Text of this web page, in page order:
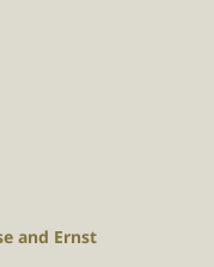
and Ernst